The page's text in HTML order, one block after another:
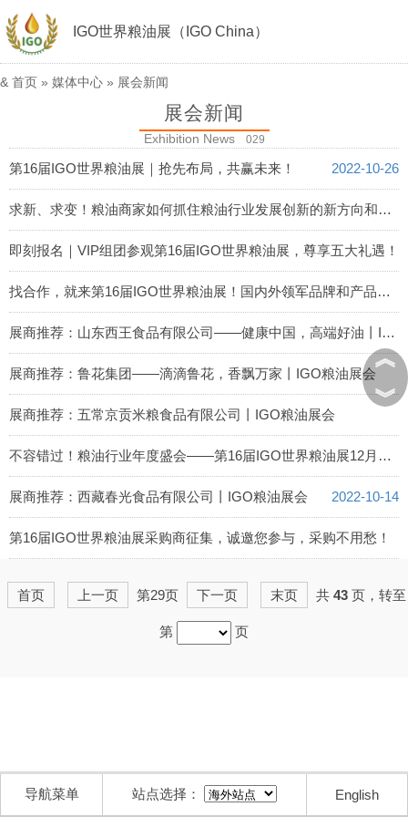
IGO世界粮油展（IGO China）
& 首页 » 媒体中心 » 展会新闻
展会新闻
Exhibition News 029
第16届IGO世界粮油展｜抢先布局，共赢未来！ 2022-10-26
求新、求变！粮油商家如何抓住粮油行业发展创新的新方向和新机遇丨IGO粮油展会
2022-10-25
即刻报名｜VIP组团参观第16届IGO世界粮油展，尊享五大礼遇！
2022-10-24
找合作，就来第16届IGO世界粮油展！国内外领军品牌和产品集中亮相
2022-10-23
展商推荐：山东西王食品有限公司——健康中国，高端好油丨IGO粮油展会
2022-10-20
展商推荐：鲁花集团——滴滴鲁花，香飘万家丨IGO粮油展会
2022-10-18
展商推荐：五常京贡米粮食品有限公司丨IGO粮油展会
2022-10-16
不容错过！粮油行业年度盛会——第16届IGO世界粮油展12月即将强势来袭
2022-10-15
展商推荐：西藏春光食品有限公司丨IGO粮油展会 2022-10-14
第16届IGO世界粮油展采购商征集，诚邀您参与，采购不用愁！
首页
上一页 第29页 下一页 末页 共 43页，转至
第 页
︽
︾
导航菜单 站点选择： English